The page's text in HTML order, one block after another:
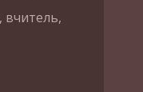
вчитель,